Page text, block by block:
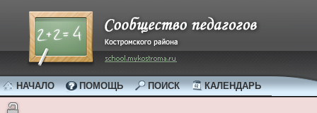
НАЧАЛО ПОМОЩЬ ПОИСК КАЛЕНДАРЬ